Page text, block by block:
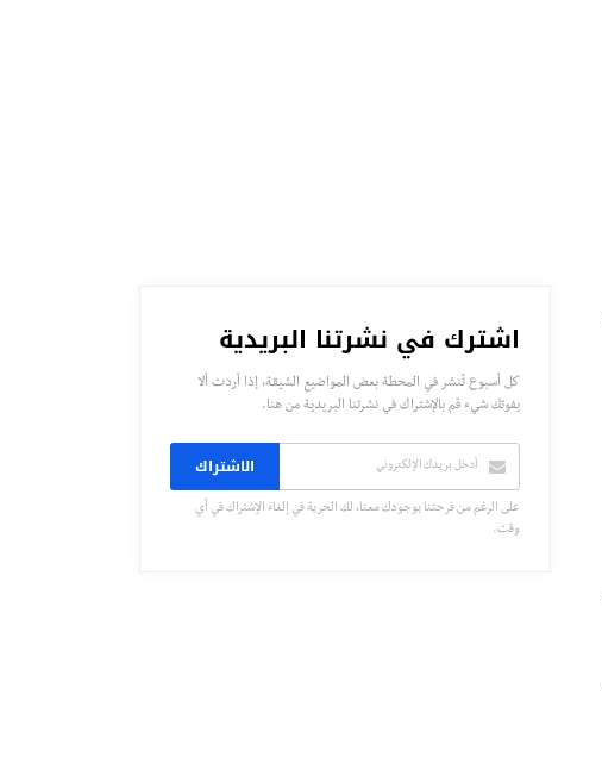
اشترك في نشرتنا البريدية
كل أسبوع تُنشر في المحطة بعض المواضيع الشيقة، إذا أردت ألا
يفوتك شيء قم بالإشتراك في نشرتنا البريدية من هنا.
الاشتراك
على الرغم من فرحتنا بوجودك معنا، لك الحرية في إلغاء الإشتراك في أي
وقت.